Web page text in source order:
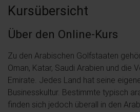
Kursübersicht
Über den Online-Kurs
Zu den Arabischen Golfstaaten
Oman, Katar, Saudi Arabien und die
Emirate. Jedes Land hat seine
Businesskultur. Bestimmte typisch
finden sich jedoch überall in den